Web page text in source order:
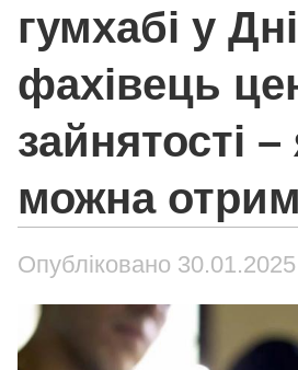
гумхабі у
фахівець
зайнятості
можна
Опубліковано